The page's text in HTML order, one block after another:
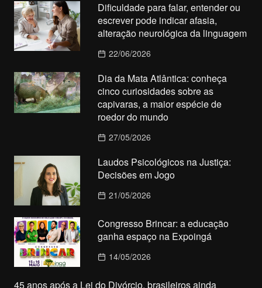
Dificuldade para falar, entender ou
escrever pode indicar afasia,
alteração neurológica da linguagem
22/06/2026
Dia da Mata Atlântica: conheça
cinco curiosidades sobre as
capivaras, a maior espécie de
roedor do mundo
27/05/2026
Laudos Psicológicos na Justiça:
Decisões em Jogo
21/05/2026
Congresso Brincar: a educação
ganha espaço na Expoingá
14/05/2026
45 anos após a Lei do Divórcio, brasileiros ainda